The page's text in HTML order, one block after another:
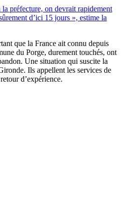
préfecture, on devrait rapidement
d’ici 15 jours », estime la
que la France ait connu depuis
du Porge, durement touchés, ont
Une situation qui suscite la
Ils appellent les services de
d’expérience.